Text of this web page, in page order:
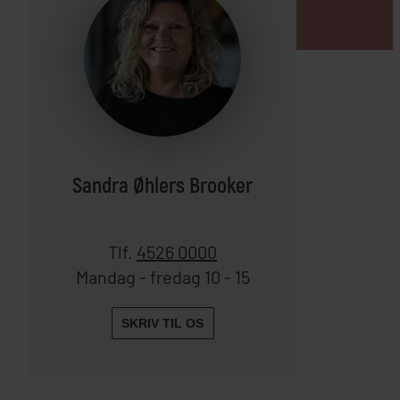
Sandra Øhlers Brooker
Tlf. 4526 0000
Mandag - fredag 10 - 15
SKRIV TIL OS